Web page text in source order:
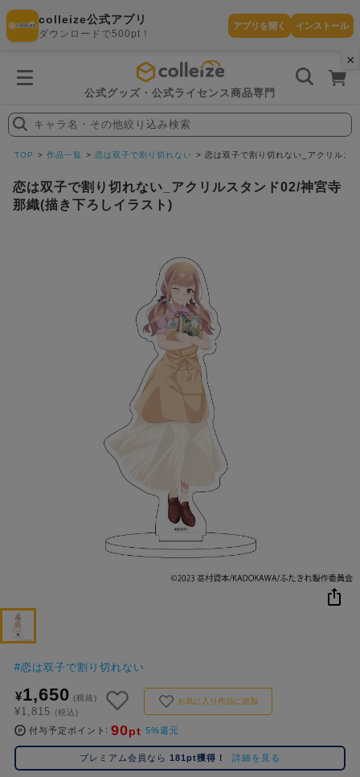
×
colleize公式アプリ
ダウンロードで500pt！
アプリを開く インストール
公式グッズ・公式ライセンス商品専門
探
す
コ
レ
イ
キャラ名・その他絞り込み検索
TOP 作品一覧 恋は双子で割り切れない 恋は双子で割り切れない_アクリルス
恋は双子で割り切れない_アクリルスタンド02/神宮寺
那織(描き下ろしイラスト)
#恋は双子で割り切れない
¥1,650 (税抜)
¥1,815 (税込)
お気に入り作品に追加
付与予定ポイント 90pt 5%還元
プレミアム会員なら 181pt獲得！ 詳細を見る